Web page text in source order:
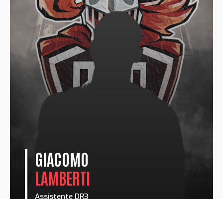
GIACOMO
LAMBERTI
Assistente DR3